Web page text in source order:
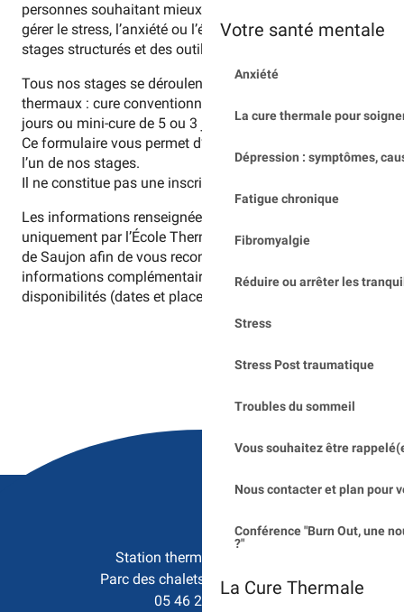
Votre santé mentale
Anxiété
La cure thermale pour
Dépression : symptômes,
Fatigue chronique
Fibromyalgie
Réduire ou arrêter les
Stress
Stress Post traumatique
Troubles du sommeil
Vous souhaitez être
Nous contacter et plan pour
Conférence "Burn Out, une
?"
La Cure Thermale
personnes souhaitant mieux comprendre et apprendre à
gérer le stress, l’anxiété ou l’épuisement grâce à des
stages structurés et des outils concrets.
Tous nos stages se déroulent en parallèle des soins
thermaux : cure conventionnée, cure médicalisée de 10
jours ou mini-cure de 5 ou 3 jours.
Ce formulaire vous permet d’exprimer votre intérêt pour
l’un de nos stages.
Il ne constitue pas une inscription définitive.
Les informations renseignées seront utilisées
uniquement par l’École Thermale du Stress des Thermes
de Saujon afin de vous recontacter, vous transmettre des
informations complémentaires et vérifier les
disponibilités (dates et places) pour le stage choisi.
Station thermale de Saujon
Parc des chalets - 17600 Saujon
05 46 23 50 15